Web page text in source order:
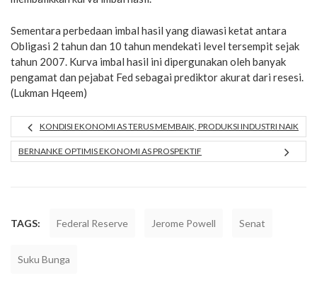
Sementara perbedaan imbal hasil yang diawasi ketat antara
Obligasi 2 tahun dan 10 tahun mendekati level tersempit sejak
tahun 2007. Kurva imbal hasil ini dipergunakan oleh banyak
pengamat dan pejabat Fed sebagai prediktor akurat dari resesi.
(Lukman Hqeem)
KONDISI EKONOMI AS TERUS MEMBAIK, PRODUKSI INDUSTRI NAIK
BERNANKE OPTIMIS EKONOMI AS PROSPEKTIF
TAGS: Federal Reserve Jerome Powell Senat
Suku Bunga